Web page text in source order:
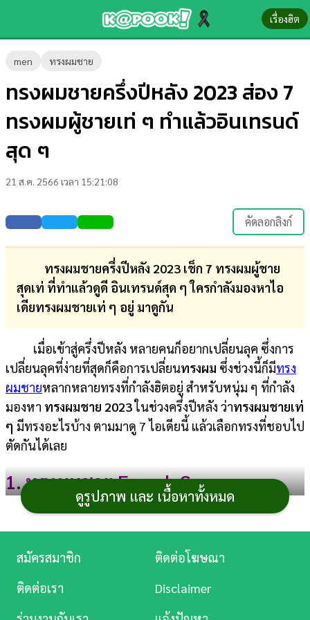
เรื่องฮิต
men ทรงผมชาย
ทรงผมชายครึ่งปีหลัง 2023 ส่อง 7
ทรงผมผู้ชายเท่ ๆ ทำแล้วอินเทรนด์
สุด ๆ
21 ส.ค. 2566 เวลา 15:21:08
คัดลอกลิงก์
ทรงผมชายครึ่งปีหลัง 2023 เช็ก 7 ทรงผมผู้ชาย
สุดเท่ ที่ทำแล้วดูดี อินเทรนด์สุด ๆ ใครกำลังมองหาไอ
เดียทรงผมชายเท่ ๆ อยู่ มาดูกัน
เมื่อเข้าสู่ครึ่งปีหลัง หลายคนก็อยากเปลี่ยนลุค ซึ่งการ
เปลี่ยนลุคที่ง่ายที่สุดก็คือการเปลี่ยนทรงผม ซึ่งช่วงนี้ก็มีทรง
ผมชายหลากหลายทรงที่กำลังฮิตอยู่ สำหรับหนุ่ม ๆ ที่กำลัง
มองหา ทรงผมชาย 2023ในช่วงครึ่งปีหลัง ว่าทรงผมชายเท่
ๆ มีทรงอะไรบ้าง ตามมาดู 7 ไอเดียนี้ แล้วเลือกทรงที่ชอบไป
ตัดกันได้เลย
1. ทรงผมชาย French Crop
อากาศบ้านเราร้อนเบอร์นี้ ทรงผมสั้นอย่าง French
Crop ต้องมาแล้ว เพราะเน้นผมที่สั้นเกรียน แต่ใช้กรรไกรตัด
ไล่ให้ดูเฟดขึ้นไป และไว้ผมหน้าม้าเอาไว้สักนิด จะเซตให้ตั้ง
ชัดเจน เหมาะกับหนุ่มเนี้ยบ ๆ
ดูรูปภาพ และ เนื้อหาทั้งหมด
ข่าว-
ความ
รู้
บันเทิง
ตรวจ
หวย
บอล
สด
เงิน
การ
ศึกษา
บันเทิง
ดู
หนัง
สมัครสมาชิก
ติดต่อโฆษณา
ติดต่อเรา
Disclaimer